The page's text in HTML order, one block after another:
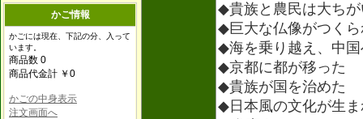
かご情報
かごには現在、下記の分、入って
います。
商品数 0
商品代金計 ￥0
かごの中身表示
注文画面へ
◆貴族と農民は大ち
◆巨大な仏像がつく
◆海を乗り越え、中
◆京都に都が移った
◆貴族が国を治めた
◆日本風の文化が生